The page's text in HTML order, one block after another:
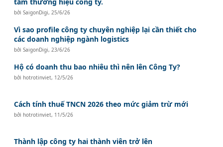
bởiSaigonDigi,25/6/26
Vì sao profile công ty chuyên nghiệp lại cần thiết cho
các doanh nghiệp ngành logistics
bởiSaigonDigi,23/6/26
Hộ có doanh thu bao nhiêu thì nên lên Công Ty?
bởihotrotinviet, 12/5/26
Cách tính thuế TNCN 2026 theo mức giảm trừ mới
bởihotrotinviet, 11/5/26
Thành lập công ty hai thành viên trở lên